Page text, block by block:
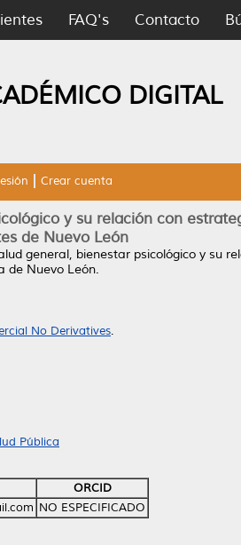
FAQ's Contacto
DIGITAL
Crear cuenta
y su relación con
de Nuevo León
general, bienestar psicológico y su
de Nuevo León.
No Derivatives.
Pública
ORCID
NO ESPECIFICADO